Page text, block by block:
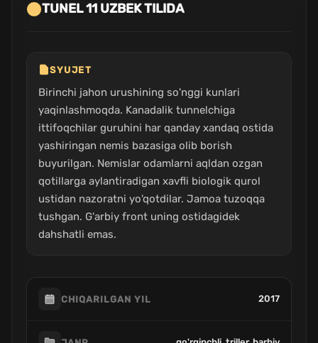
TUNEL 11 UZBEK TILIDA
SYUJET
Birinchi jahon urushining so'nggi kunlari
yaqinlashmoqda. Kanadalik tunnelchiga
ittifoqchilar guruhini har qanday xandaq ostida
yashiringan nemis bazasiga olib borish
buyurilgan. Nemislar odamlarni aqldan ozgan
qotillarga aylantiradigan xavfli biologik qurol
ustidan nazoratni yo'qotdilar. Jamoa tuzoqqa
tushgan. G'arbiy front uning ostidagidek
dahshatli emas.
CHIQARILGAN YIL 2017